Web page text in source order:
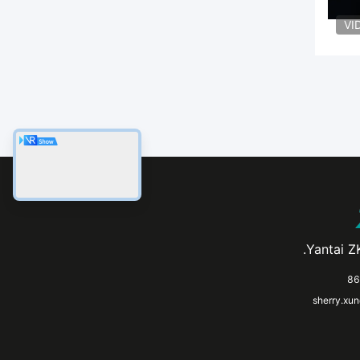
Yantai